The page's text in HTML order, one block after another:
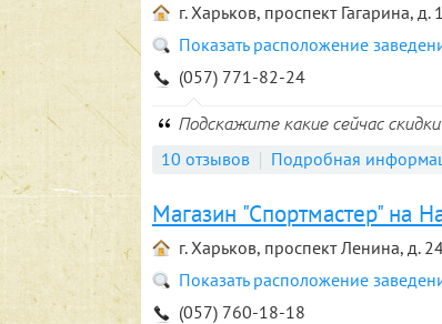
г. Харьков, проспект Гагарина, д.
Показать расположение
(057) 771-82-24
Подскажите какие сейчас
10 отзывов Подробная
Магазин "Спортмастер" на
г. Харьков, проспект Ленина, д.
Показать расположение
(057) 760-18-18